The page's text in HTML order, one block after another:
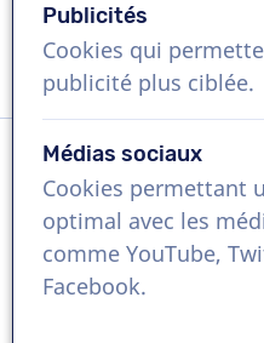
Demandez une démo
Langue
Portugais
Références
Publicités
Cookies qui
publicité plus ciblée.
Médias sociaux
Cookies permettant
optimal avec les
comme YouTube,
Facebook.